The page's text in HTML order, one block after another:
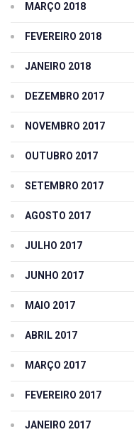
MARÇO 2018
FEVEREIRO 2018
JANEIRO 2018
DEZEMBRO 2017
NOVEMBRO 2017
OUTUBRO 2017
SETEMBRO 2017
AGOSTO 2017
JULHO 2017
JUNHO 2017
MAIO 2017
ABRIL 2017
MARÇO 2017
FEVEREIRO 2017
JANEIRO 2017